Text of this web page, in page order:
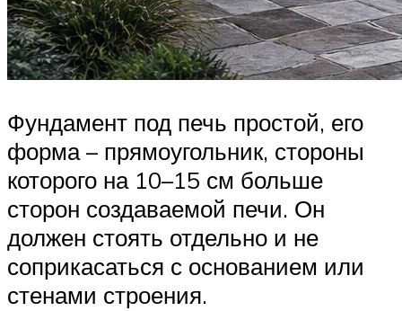
Фундамент под печь простой, его
форма – прямоугольник, стороны
которого на 10–15 см больше
сторон создаваемой печи. Он
должен стоять отдельно и не
соприкасаться с основанием или
стенами строения.